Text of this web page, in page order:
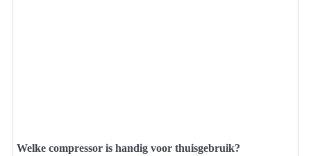
Welke compressor is handig voor thuisgebruik?